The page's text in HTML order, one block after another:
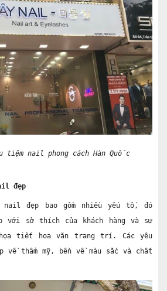
tiệm nail phong cách Hàn Quốc
đẹp
nail đẹp bao gồm nhiều yếu tố, đó
với sở thích của khách hàng và sự
tiết hoa văn trang trí. Các yêu
về thẩm mỹ, bền về màu sắc và chất